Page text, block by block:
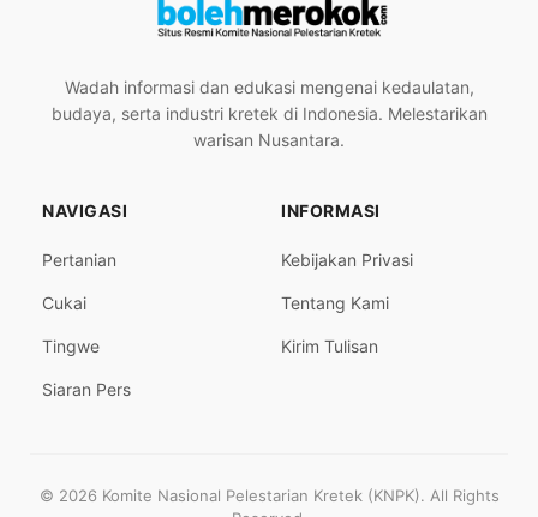
Wadah informasi dan edukasi mengenai kedaulatan,
budaya, serta industri kretek di Indonesia. Melestarikan
warisan Nusantara.
NAVIGASI
Pertanian
Cukai
Tingwe
Siaran Pers
INFORMASI
Kebijakan Privasi
Tentang Kami
Kirim Tulisan
© 2026 Komite Nasional Pelestarian Kretek (KNPK). All Rights